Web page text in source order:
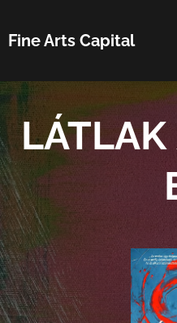
Fine Arts Capital